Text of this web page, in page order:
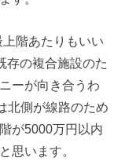
階あたりもいい
存の複合施設のた
ーが向き合うわ
北側が線路のため
が5000万円以内
思います。